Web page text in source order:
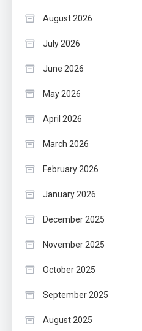
August 2026
July 2026
June 2026
May 2026
April 2026
March 2026
February 2026
January 2026
December 2025
November 2025
October 2025
September 2025
August 2025